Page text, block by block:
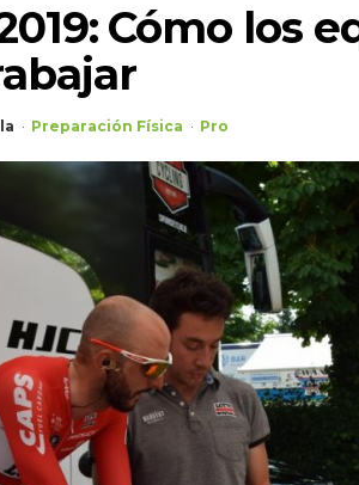
Cómo los
Preparación Física Pro